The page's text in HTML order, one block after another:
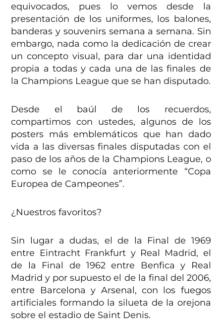
equivocados, pues lo vemos desde la
presentación de los uniformes, los balones,
banderas y souvenirs semana a semana. Sin
embargo, nada como la dedicación de crear
un concepto visual, para dar una identidad
propia a todas y cada una de las finales de
la Champions League que se han disputado.
Desde el baúl de los recuerdos,
compartimos con ustedes, algunos de los
posters más emblemáticos que han dado
vida a las diversas finales disputadas con el
paso de los años de la Champions League, o
como se le conocía anteriormente “Copa
Europea de Campeones”.
¿Nuestros favoritos?
Sin lugar a dudas, el de la Final de 1969
entre Eintracht Frankfurt y Real Madrid, el
de la Final de 1962 entre Benfica y Real
Madrid y por supuesto el de la final del 2006,
entre Barcelona y Arsenal, con los fuegos
artificiales formando la silueta de la orejona
sobre el estadio de Saint Denis.